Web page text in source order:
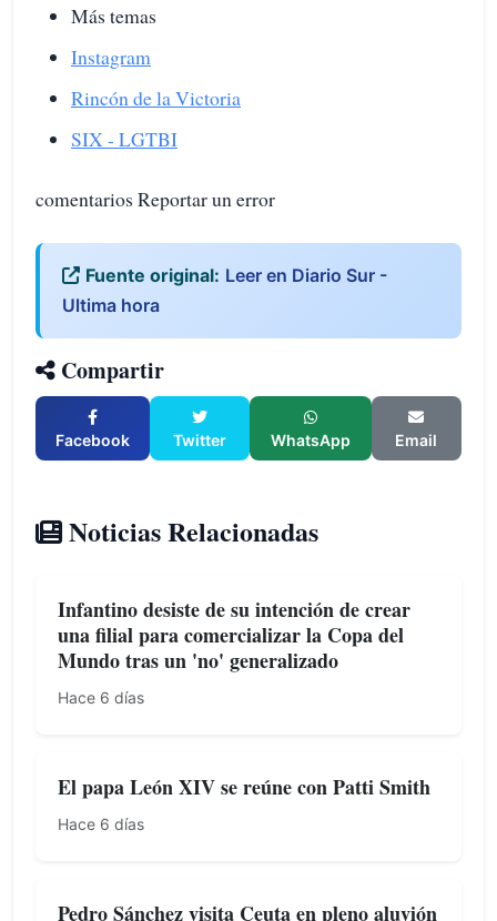
Más temas
Instagram
Rincón de la Victoria
SIX - LGTBI
comentarios Reportar un error
Fuente original: Leer en Diario Sur -
Ultima hora
Compartir
Facebook Twitter WhatsApp Email
Noticias Relacionadas
Infantino desiste de su intención de crear
una filial para comercializar la Copa del
Mundo tras un 'no' generalizado
Hace 6 días
El papa León XIV se reúne con Patti Smith
Hace 6 días
Pedro Sánchez visita Ceuta en pleno aluvión